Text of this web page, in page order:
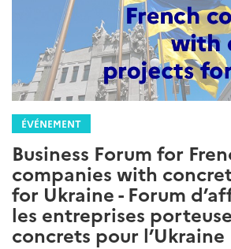
ÉVÉNEMENT
Business Forum for
companies with
for Ukraine - Forum
les entreprises
concrets pour l’Ukraine